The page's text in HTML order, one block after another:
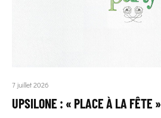
7 juillet 2026
UPSILONE : « PLACE À LA FÊTE »